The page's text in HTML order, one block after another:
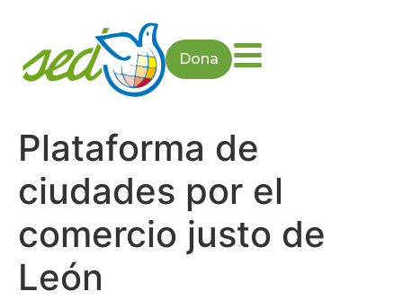
Dona
Plataforma de
ciudades por el
comercio justo de
León